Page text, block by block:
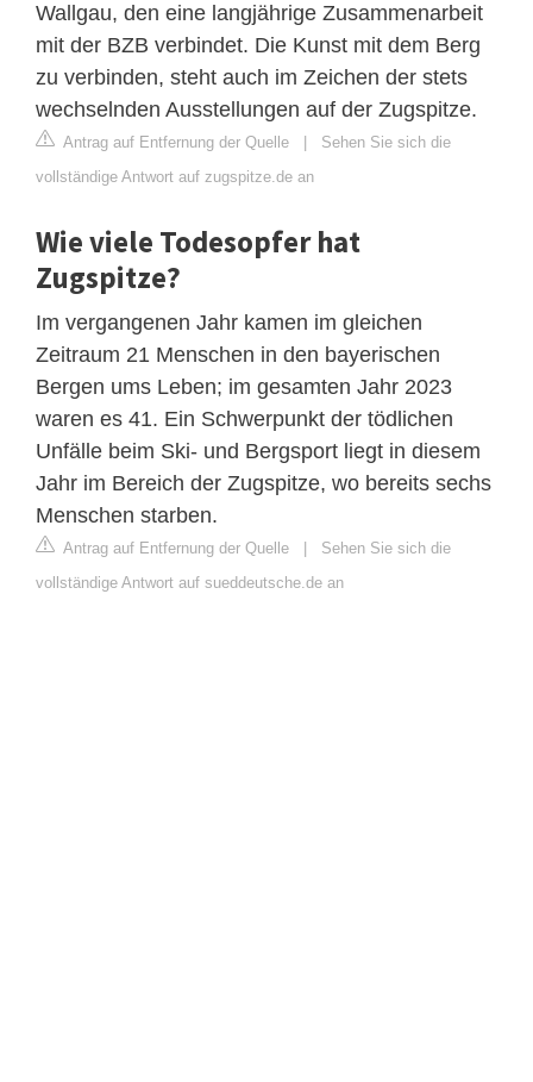
Wallgau, den eine langjährige Zusammenarbeit
mit der BZB verbindet. Die Kunst mit dem Berg
zu verbinden, steht auch im Zeichen der stets
wechselnden Ausstellungen auf der Zugspitze.
Antrag auf Entfernung der Quelle
Sehen Sie sich die
vollständige Antwort auf zugspitze.de an
Wie viele Todesopfer hat
Zugspitze?
Im vergangenen Jahr kamen im gleichen
Zeitraum 21 Menschen in den bayerischen
Bergen ums Leben; im gesamten Jahr 2023
waren es 41. Ein Schwerpunkt der tödlichen
Unfälle beim Ski- und Bergsport liegt in diesem
Jahr im Bereich der Zugspitze, wo bereits sechs
Menschen starben.
Antrag auf Entfernung der Quelle
Sehen Sie sich die
vollständige Antwort auf sueddeutsche.de an